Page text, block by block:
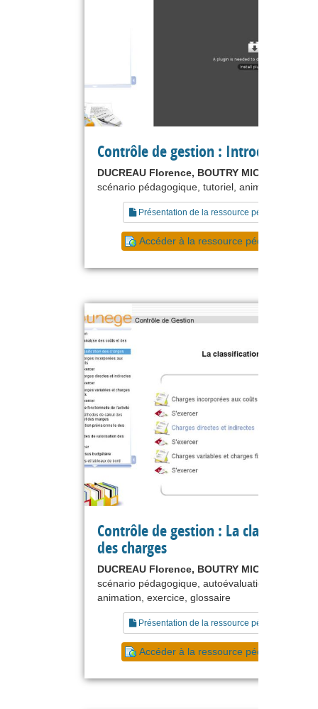
Contrôle de gestion : Introduction
DUCREAU Florence, BOUTRY MICHEL
scénario pédagogique, tutoriel, animation
Présentation de la ressource pédagogique
Accéder à la ressource pédagogique
Contrôle de gestion : La
des charges
DUCREAU Florence, BOUTRY MICHEL
scénario pédagogique, autoévaluation, tutoriel,
animation, exercice, glossaire
Présentation de la ressource pédagogique
Accéder à la ressource pédagogique